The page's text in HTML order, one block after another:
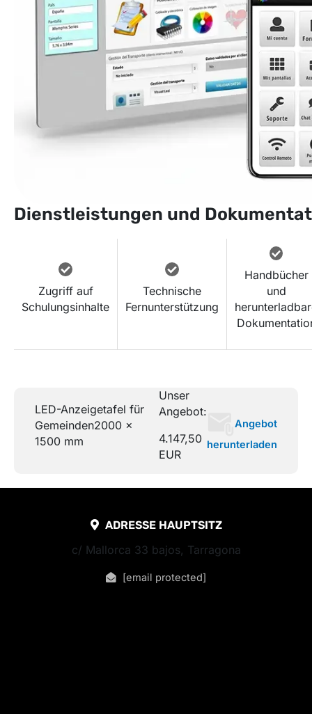
Dienstleistungen und
Zugriff auf
Schulungsinhalte
Technische
Fernunterstützung
Handbücher
und
LED-Anzeigetafel für
Gemeinden2000 x
1500 mm
Unser
Angebot:
4.147,50
EUR
Angebot
herunterladen
ADRESSE HAUPTSITZ
c/ Mallorca 33 bajos, Tarragona
[email protected]